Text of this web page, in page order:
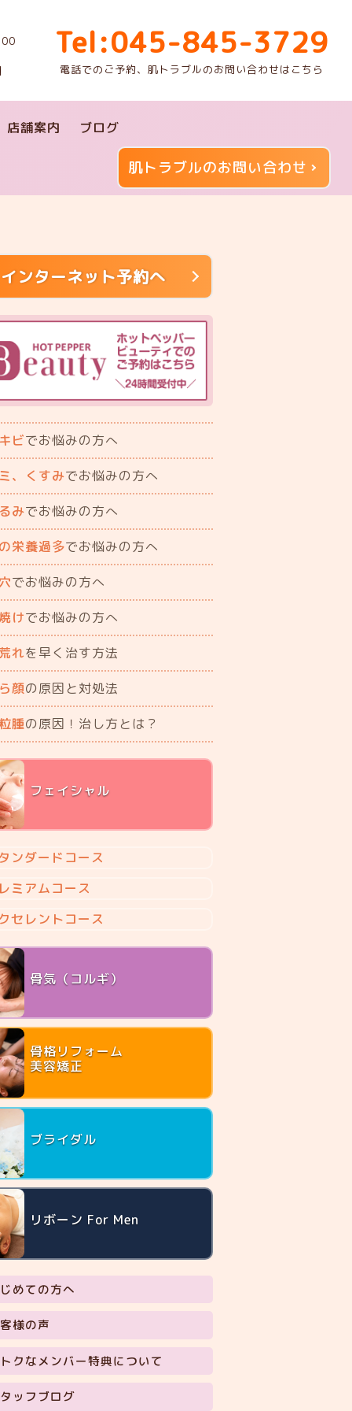
Tel:045-845-3729
電話でのご予約、肌トラブルのお問い合わせはこちら
店舗案内 ブログ
肌トラブルのお問い合わせ
インターネット予約へ
ビでお悩みの方へ
、くすみでお悩みの方へ
みでお悩みの方へ
栄養過多でお悩みの方へ
でお悩みの方へ
けでお悩みの方へ
れを早く治す方法
顔の原因と対処法
腫の原因！治し方とは？
フェイシャル
ンダードコース
ミアムコース
セレントコース
骨気（コルギ）
骨格リフォーム
美容矯正
ブライダル
リボーン For Men
めての方へ
様の声
クなメンバー特典について
ッフブログ